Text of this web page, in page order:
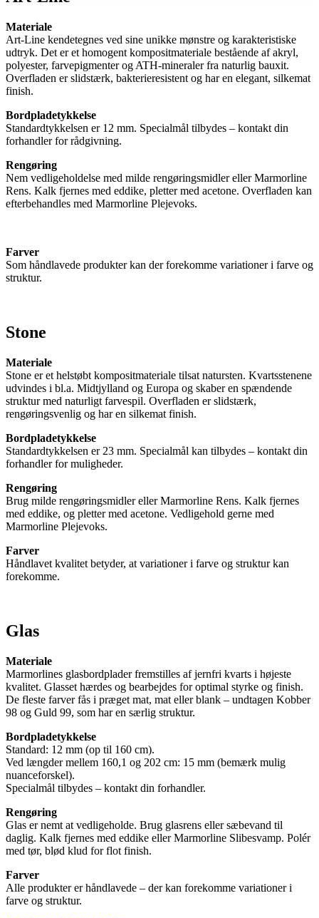
Materiale
Art-Line kendetegnes ved sine unikke mønstre og karakteristiske
udtryk. Det er et homogent kompositmateriale bestående af akryl,
polyester, farvepigmenter og ATH-mineraler fra naturlig bauxit.
Overfladen er slidstærk, bakterieresistent og har en elegant, silkemat
finish.
Bordpladetykkelse
Standardtykkelsen er 12 mm. Specialmål tilbydes – kontakt din
forhandler for rådgivning.
Rengøring
Nem vedligeholdelse med milde rengøringsmidler eller Marmorline
Rens. Kalk fjernes med eddike, pletter med acetone. Overfladen kan
efterbehandles med Marmorline Plejevoks.
Farver
Som håndlavede produkter kan der forekomme variationer i farve og
struktur.
Stone
Materiale
Stone er et helstøbt kompositmateriale tilsat natursten. Kvartsstenene
udvindes i bl.a. Midtjylland og Europa og skaber en spændende
struktur med naturligt farvespil. Overfladen er slidstærk,
rengøringsvenlig og har en silkemat finish.
Bordpladetykkelse
Standardtykkelsen er 23 mm. Specialmål kan tilbydes – kontakt din
forhandler for muligheder.
Rengøring
Brug milde rengøringsmidler eller Marmorline Rens. Kalk fjernes
med eddike, og pletter med acetone. Vedligehold gerne med
Marmorline Plejevoks.
Farver
Håndlavet kvalitet betyder, at variationer i farve og struktur kan
forekomme.
Glas
Materiale
Marmorlines glasbordplader fremstilles af jernfri kvarts i højeste
kvalitet. Glasset hærdes og bearbejdes for optimal styrke og finish.
De fleste farver fås i præget mat, mat eller blank – undtagen Kobber
98 og Guld 99, som har en særlig struktur.
Bordpladetykkelse
Standard: 12 mm (op til 160 cm).
Ved længder mellem 160,1 og 202 cm: 15 mm (bemærk mulig
nuanceforskel).
Specialmål tilbydes – kontakt din forhandler.
Rengøring
Glas er nemt at vedligeholde. Brug glasrens eller sæbevand til
daglig. Kalk fjernes med eddike eller Marmorline Slibesvamp. Polér
med tør, blød klud for flot finish.
Farver
Alle produkter er håndlavede – der kan forekomme variationer i
farve og struktur.